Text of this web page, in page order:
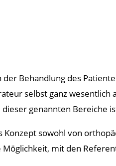
Behandlung des
selbst ganz
genannten Bereiche
sowohl von
mit den